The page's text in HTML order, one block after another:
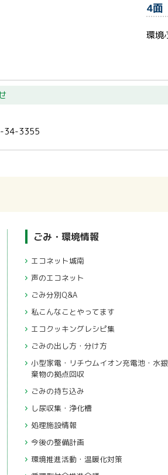
4面
環境
34-3355
ごみ・環境情報
エコネット城南
声のエコネット
ごみ分別Q&A
私こんなことやってます
エコクッキングレシピ集
ごみの出し方・分け方
小型家電・リチウムイオン充電池・水銀使用製品廃
棄物の拠点回収
ごみの持ち込み
し尿収集・浄化槽
処理施設情報
今後の整備計画
環境推進活動・温暖化対策